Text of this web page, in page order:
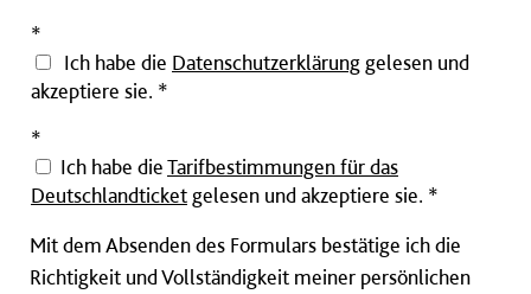
*
Ich habe die Datenschutzerklärung gelesen und
akzeptiere sie. *
*
Ich habe dieTarifbestimmungen für das
Deutschlandticket gelesen und akzeptiere sie. *
Mit dem Absenden des Formulars bestätige ich die
Richtigkeit und Vollständigkeit meiner persönlichen